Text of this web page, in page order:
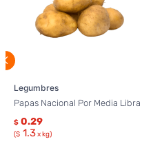
Legumbres
Papas Nacional Por Media Libra
$ 0.29
($ 1.3x kg)